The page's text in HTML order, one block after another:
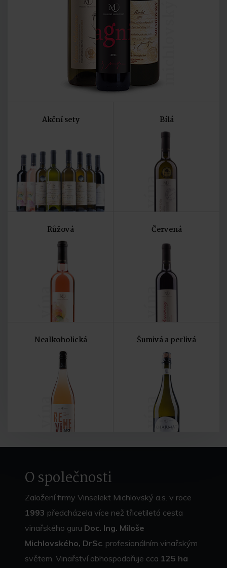
michlovský
Akční sety Bílá
Růžová
vína
Červená
Nealkoholická
vína
Šumivá a perlivá
vína
O společnosti
Založení firmy Vinselekt Michlovský a.s. v roce
1993 předcházela více než třicetiletá cesta
vinařského guru Doc. Ing. Miloše
Michlovského, DrSc. profesionálním vinařským
světem. Vinařství obhospodařuje cca 125 ha